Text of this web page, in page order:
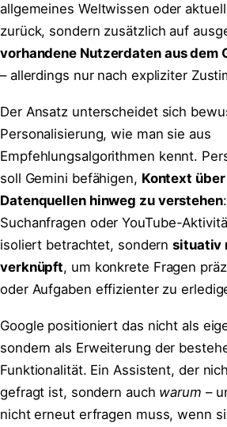
allgemeines Weltwissen oder
zurück, sondern zusätzlich auf
vorhandene Nutzerdaten aus dem
– allerdings nur nach expliziter
Der Ansatz unterscheidet sich
Personalisierung, wie man sie aus
Empfehlungsalgorithmen kennt.
soll Gemini befähigen, Kontext
Datenquellen hinweg zu verstehen
Suchanfragen oder YouTube-
isoliert betrachtet, sondernsituativ
verknüpft, um konkrete Fragen
oder Aufgaben effizienter zu
Google positioniert das nicht als
sondern als Erweiterung der
Funktionalität. Ein Assistent, der
gefragt ist, sondern auch warum –
nicht erneut erfragen muss, wenn